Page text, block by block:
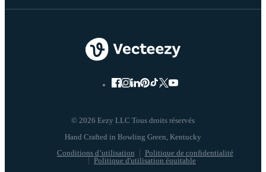
© 2026 Eezy LLC Tous droits réservés
Conditions d’utilisation
Politique de confidentialité
Politique d'utilisation équitable